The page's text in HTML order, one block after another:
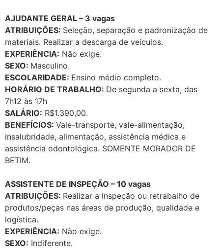
AJUDANTE GERAL – 3 vagas
ATRIBUIÇÕES: Seleção, separação e padronização de
materiais. Realizar a descarga de veículos.
EXPERIÊNCIA: Não exige.
SEXO: Masculino.
ESCOLARIDADE: Ensino médio completo.
HORÁRIO DE TRABALHO: De segunda a sexta, das
7h12 às 17h
SALÁRIO: R$1.390,00.
BENEFÍCIOS: Vale-transporte, vale-alimentação,
insalubridade, alimentação, assistência médica e
assistência odontológica. SOMENTE MORADOR DE
BETIM.
ASSISTENTE DE INSPEÇÃO – 10 vagas
ATRIBUIÇÕES: Realizar a Inspeção ou retrabalho de
produtos/peças nas áreas de produção, qualidade e
logística.
EXPERIÊNCIA: Não exige.
SEXO: Indiferente.